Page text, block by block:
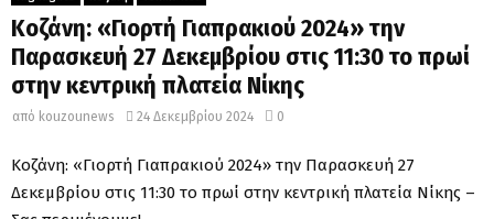
Κοζάνη: «Γιορτή Γιαπρακιού 2024» την
Παρασκευή 27 Δεκεμβρίου στις 11:30 το πρωί
στην κεντρική πλατεία Νίκης
από kouzounews 24 Δεκεμβρίου 2024 0
Κοζάνη: «Γιορτή Γιαπρακιού 2024» την Παρασκευή 27
Δεκεμβρίου στις 11:30 το πρωί στην κεντρική πλατεία Νίκης –